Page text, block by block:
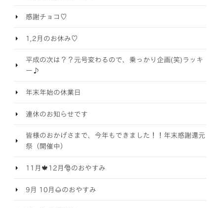
感謝チョコ♡
1,2月のお休み♡
平成の次は？？元号変わるので、乗っかり企画(笑)ラッキ
ー♪
年末年始の休業日
連休のお知らせです
皆様のおかげさまで、今年もできました！！年末感謝還元
祭（開催中）
11月🍁12月🎅のおやすみ
9月 10月🌰のおやすみ